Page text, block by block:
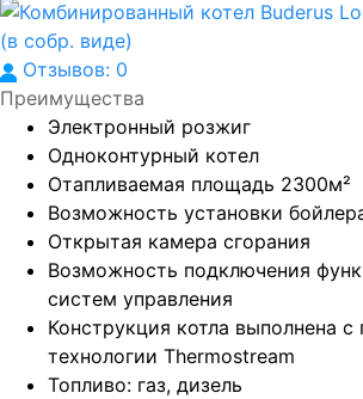
Отзывов: 0
Преимущества
Электронный розжиг
Одноконтурный котел
Отапливаемая площадь 2300м²
Возможность установки
Открытая камера сгорания
Возможность подключения
систем управления
Конструкция котла выполнена
технологии Thermostream
Топливо: газ, дизель